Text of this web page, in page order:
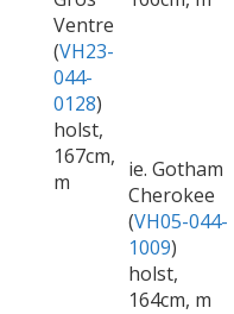
Ventre
(VH23-
044-
0128)
holst,
167cm,
m
ie. Gotham
Cherokee
(VH05-044-
1009)
holst,
164cm, m